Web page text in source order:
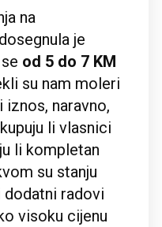
na
je
od 5 do 7 KM
su nam moleri
naravno,
kupuju li vlasnici
li kompletan
su stanju
radovi
visoku cijenu